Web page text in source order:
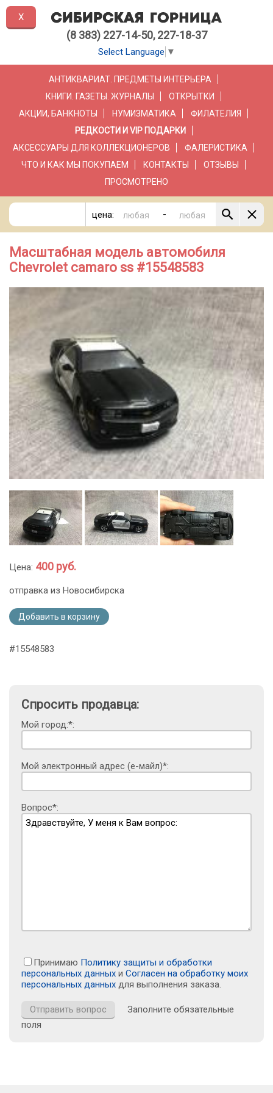
(8 383) 227-14-50, 227-18-37
Select Language ▼
АНТИКВАРИАТ. ПРЕДМЕТЫ ИНТЕРЬЕРА
КНИГИ. ГАЗЕТЫ. ЖУРНАЛЫ
ОТКРЫТКИ
АКЦИИ, БАНКНОТЫ
НУМИЗМАТИКА
ФИЛАТЕЛИЯ
РЕДКОСТИ И VIP ПОДАРКИ
АКСЕССУАРЫ ДЛЯ КОЛЛЕКЦИОНЕРОВ
ФАЛЕРИСТИКА
ЧТО И КАК МЫ ПОКУПАЕМ
КОНТАКТЫ
ОТЗЫВЫ
ПРОСМОТРЕНО
цена: -
Масштабная модель автомобиля
Chevrolet camaro ss #15548583
Цена: 400 руб.
отправка из Новосибирска
Добавить в корзину
#15548583
Спросить продавца:
Мой город:*:
Мой электронный адрес (е-майл)*:
Вопрос*:
Принимаю Политику защиты и обработки
персональных данных и Согласен на обработку моих
персональных данных для выполнения заказа.
Заполните обязательные
поля
X